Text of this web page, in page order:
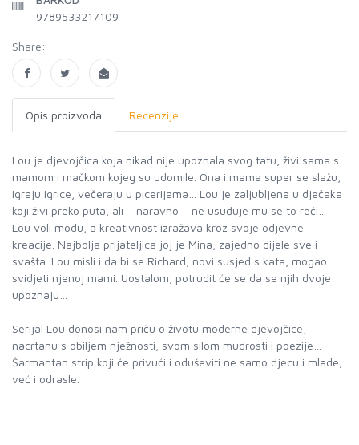
9789533217109
Share:
Opis proizvoda Recenzije
Lou je djevojčica koja nikad nije upoznala svog tatu, živi sama s
mamom i mačkom kojeg su udomile. Ona i mama super se slažu,
igraju igrice, večeraju u picerijama… Lou je zaljubljena u dječaka
koji živi preko puta, ali – naravno – ne usuđuje mu se to reći…
Lou voli modu, a kreativnost izražava kroz svoje odjevne
kreacije. Najbolja prijateljica joj je Mina, zajedno dijele sve i
svašta. Lou misli i da bi se Richard, novi susjed s kata, mogao
svidjeti njenoj mami. Uostalom, potrudit će se da se njih dvoje
upoznaju…
Serijal Lou donosi nam priču o životu moderne djevojčice,
nacrtanu s obiljem nježnosti, svom silom mudrosti i poezije…
Šarmantan strip koji će privući i oduševiti ne samo djecu i mlade,
već i odrasle.